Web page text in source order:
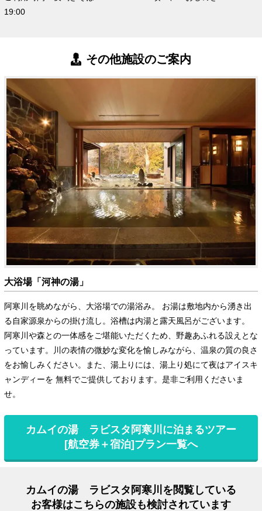
19:00
その他施設のご案内
大浴場「河神の湯」
阿寒川を眺めながら、大浴場での湯浴み。 お湯は敷地内から湧き出
る自家源泉からの掛け流し。浴槽は内湯と露天風呂がございます。
阿寒川や森との一体感をご堪能いただくため、野趣あふれる設えとな
っています。川の表情の微妙な変化を愉しみながら、温泉の質の良さ
をお愉しみください。また、湯上りには、湯上り処にて夜はアイスキ
ャンディーを 無料でご提供しております。是非ご利用くださいま
せ。
カムイの湯 ラビスタ阿寒川に泊まるツアー
[航空券＋宿泊]プラン一覧へ
カムイの湯 ラビスタ阿寒川を閲覧している
お客様はこちらの施設も検討されています